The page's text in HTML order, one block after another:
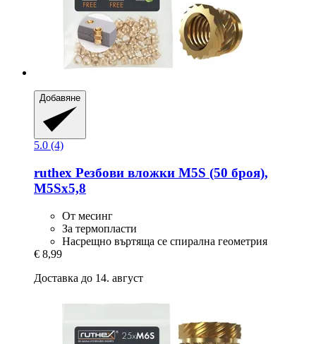
Добавяне
5.0 (4)
ruthex Резбови вложки M5S (50 броя),
M5Sx5,8
От месинг
За термопласти
Насрещно въртяща се спирална геометрия
€ 8,99
Доставка до 14. август